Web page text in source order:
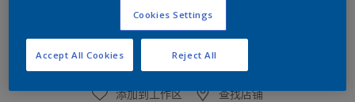
计算
添加到工作区 查找店铺
Cookies Settings
Reject All
Accept All Cookies